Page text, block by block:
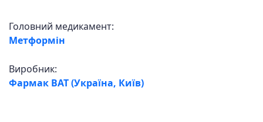
Головний медикамент:
Метформін
Виробник:
Фармак ВАТ (Україна, Київ)